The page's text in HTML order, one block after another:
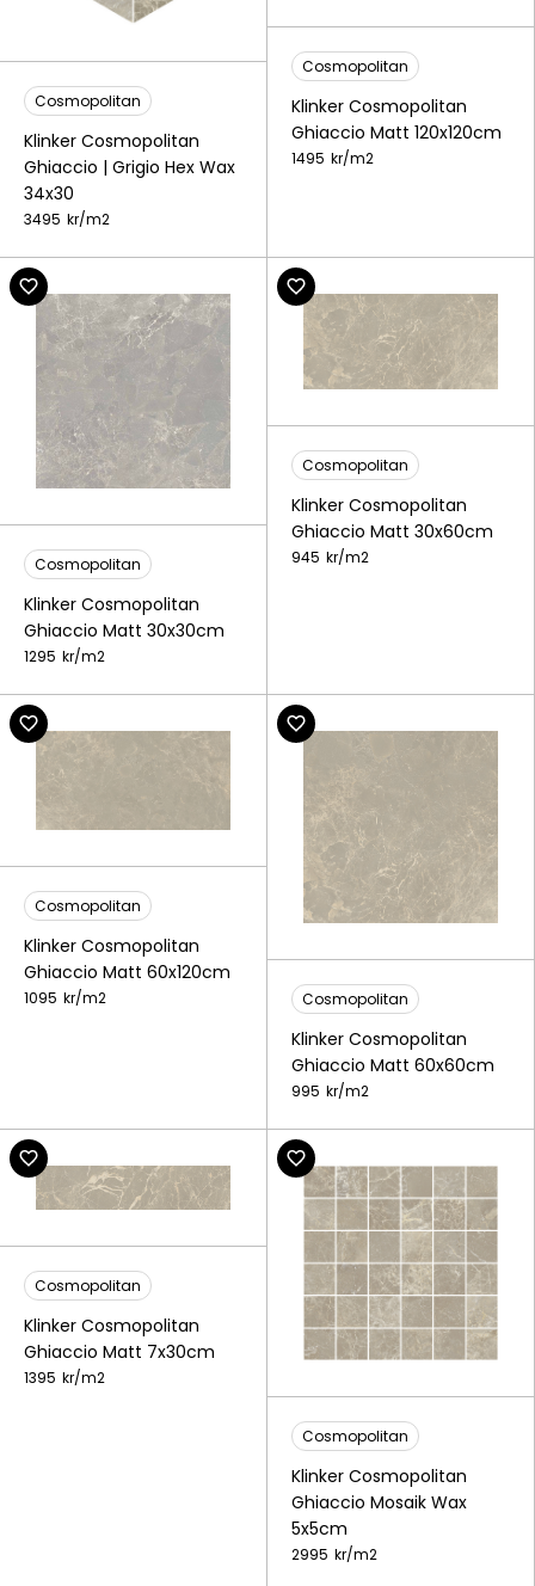
Cosmopolitan
Klinker Cosmopolitan
Ghiaccio | Grigio Hex Wax
34x30
3495 kr/m2
Cosmopolitan
Klinker Cosmopolitan
Ghiaccio Matt 120x120cm
1495 kr/m2
Cosmopolitan
Klinker Cosmopolitan
Ghiaccio Matt 30x30cm
1295 kr/m2
Cosmopolitan
Klinker Cosmopolitan
Ghiaccio Matt 30x60cm
945 kr/m2
Cosmopolitan
Klinker Cosmopolitan
Ghiaccio Matt 60x120cm
1095 kr/m2 Cosmopolitan
Klinker Cosmopolitan
Ghiaccio Matt 60x60cm
995 kr/m2
Cosmopolitan
Klinker Cosmopolitan
Ghiaccio Matt 7x30cm
1395 kr/m2
Cosmopolitan
Klinker Cosmopolitan
Ghiaccio Mosaik Wax
5x5cm
2995 kr/m2